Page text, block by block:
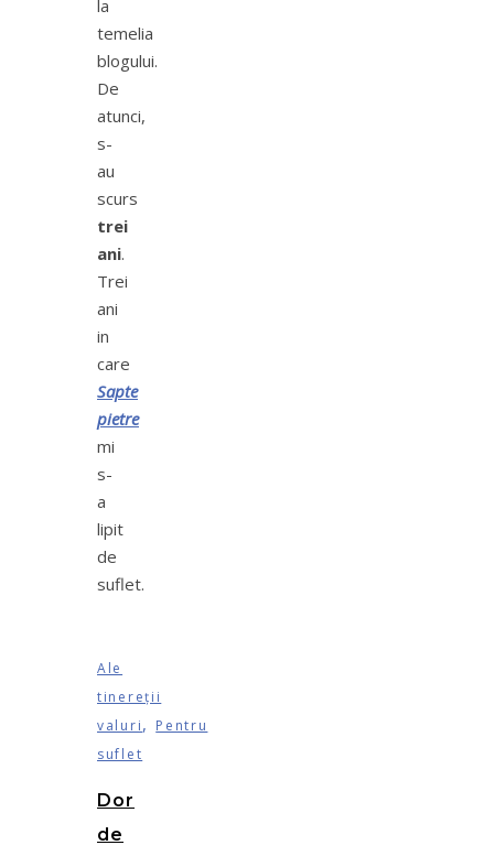
la
temelia
blogului.
De
atunci,
s-
au
scurs
trei
ani.
Trei
ani
in
care
Sapte
pietre
mi
s-
a
lipit
de
suflet.
Ale
tinereţii
valuri, Pentru
suflet
Dor
de